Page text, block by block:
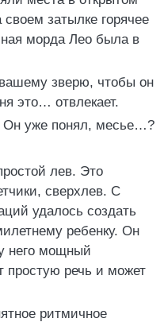
затылке горячее
морда Лео была в
зверю, чтобы он
это… отвлекает.
Он уже понял, месье…?
лев. Это
сверхлев. С
удалось создать
ребенку. Он
него мощный
простую речь и может
ритмичное